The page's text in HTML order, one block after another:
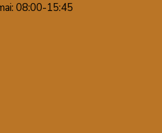
08:00-15:45